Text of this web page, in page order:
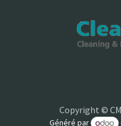
Copyright ©
Généré par